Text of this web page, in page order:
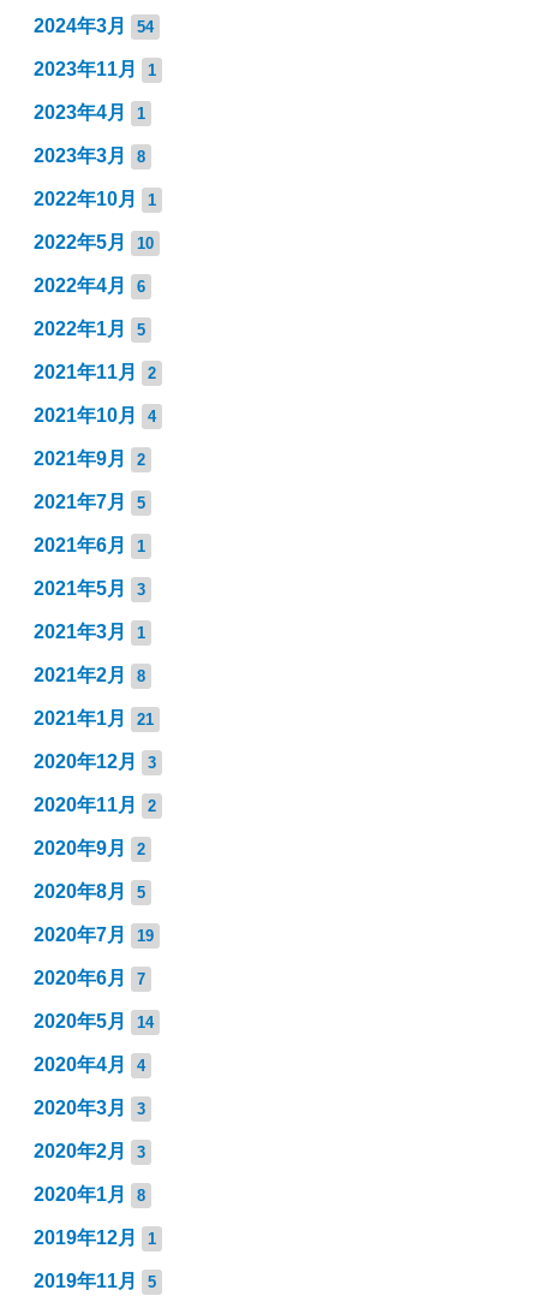
2024年3月 54
2023年11月 1
2023年4月 1
2023年3月 8
2022年10月 1
2022年5月 10
2022年4月 6
2022年1月 5
2021年11月 2
2021年10月 4
2021年9月 2
2021年7月 5
2021年6月 1
2021年5月 3
2021年3月 1
2021年2月 8
2021年1月 21
2020年12月 3
2020年11月 2
2020年9月 2
2020年8月 5
2020年7月 19
2020年6月 7
2020年5月 14
2020年4月 4
2020年3月 3
2020年2月 3
2020年1月 8
2019年12月 1
2019年11月 5